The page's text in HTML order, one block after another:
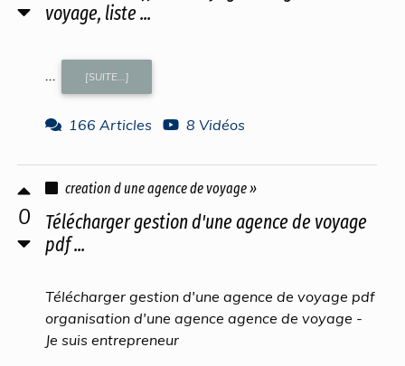
voyage, liste ...
... [SUITE...]
166 Articles 8 Vidéos
0
creation d une agence de voyage »
Télécharger gestion d'une agence de voyage
pdf ...
Télécharger gestion d'une agence de voyage pdf
organisation d'une agence agence de voyage -
Je suis entrepreneur